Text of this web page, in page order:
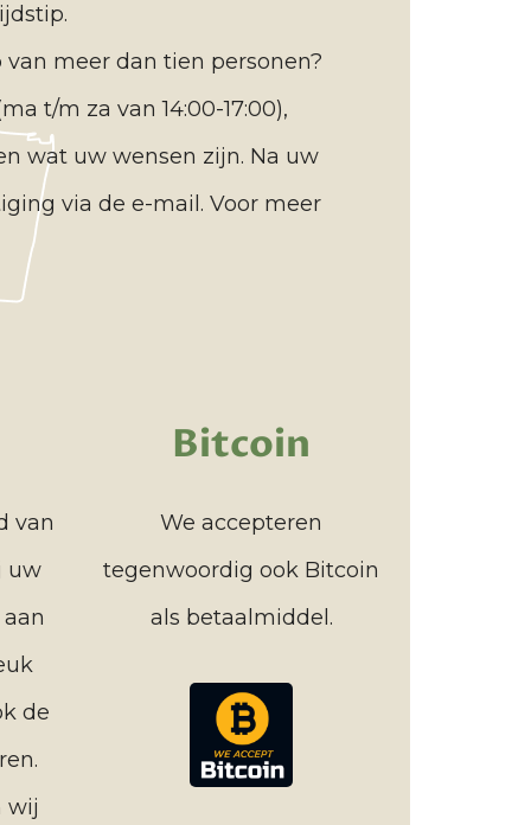
meer dan tien personen?
t/m za van 14:00-17:00),
wat uw wensen zijn. Na uw
via de e-mail. Voor meer
van
uw
de
wij
Bitcoin
We accepteren
tegenwoordig ook Bitcoin
als betaalmiddel.